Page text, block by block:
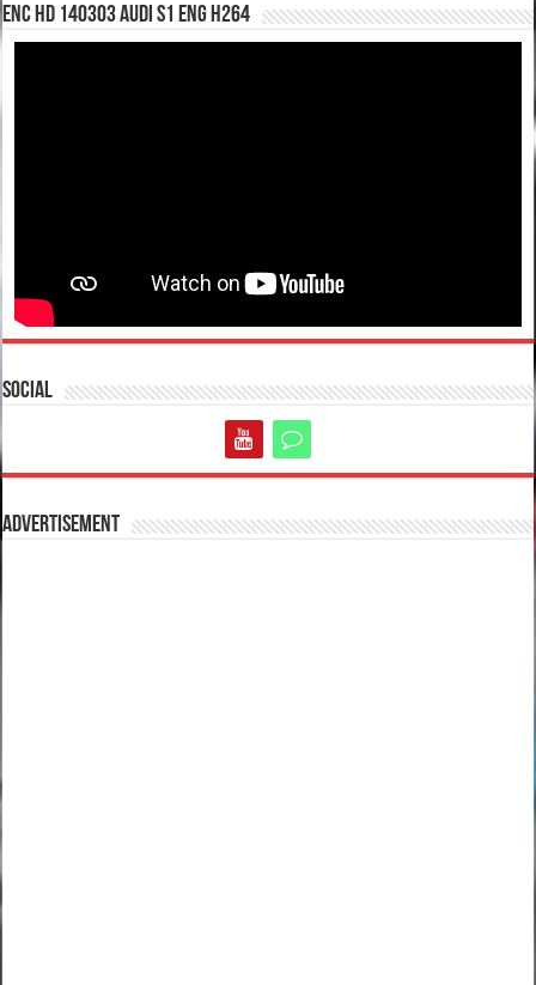
enc hd 140303 Audi S1 ENG H264
Social
Advertisement